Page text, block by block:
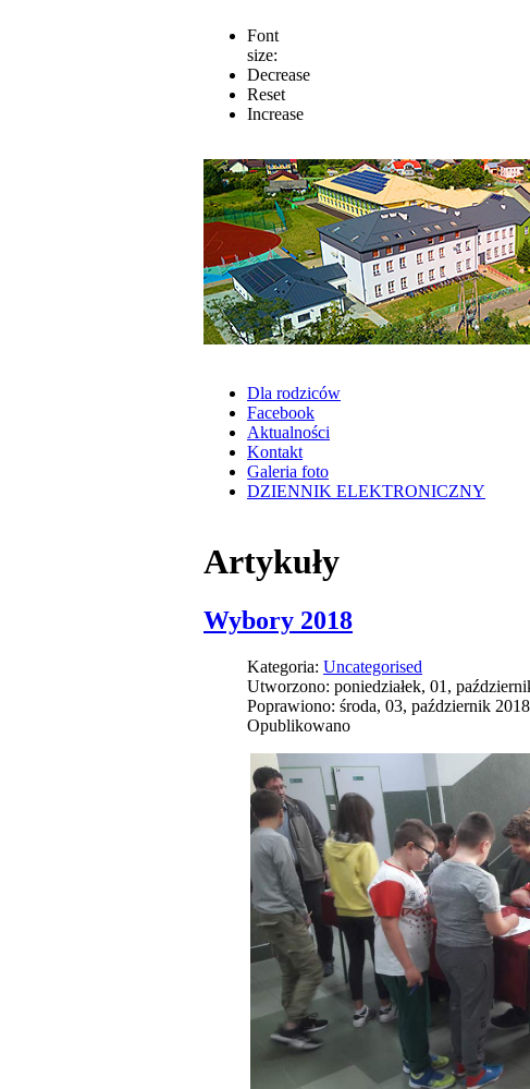
Font
size:
Decrease
Reset
Increase
Dla rodziców
Facebook
Aktualności
Kontakt
Galeria foto
DZIENNIK ELEKTRONICZNY
Artykuły
Wybory 2018
Kategoria: Uncategorised
Utworzono: poniedziałek, 01,
Poprawiono: środa, 03, październik
Opublikowano